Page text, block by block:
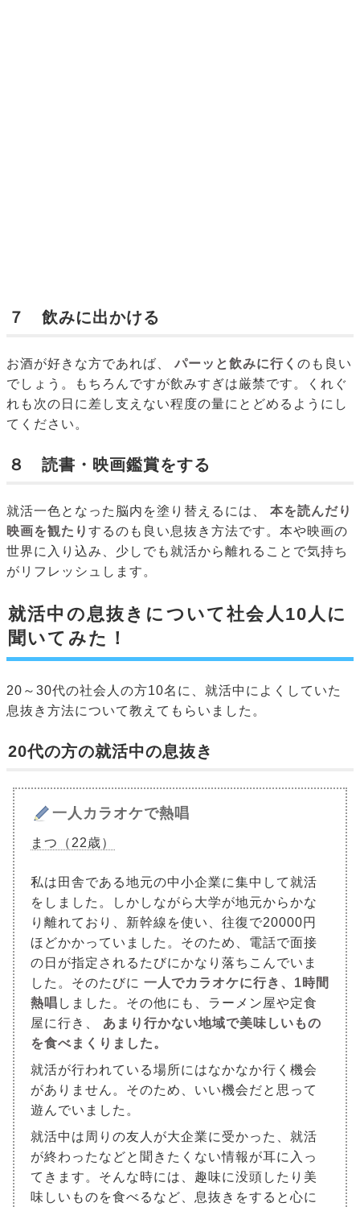
７ 飲みに出かける
お酒が好きな方であれば、 パーッと飲みに行く のも良い
でしょう。もちろんですが飲みすぎは厳禁です。くれぐ
れも次の日に差し支えない程度の量にとどめるようにし
てください。
８ 読書・映画鑑賞をする
就活一色となった脳内を塗り替えるには、
本を読んだり
映画を観たり するのも良い息抜き方法です。本や映画の
世界に入り込み、少しでも就活から離れることで気持ち
がリフレッシュします。
就活中の息抜きについて社会人10人に
聞いてみた！
20～30代の社会人の方10名に、就活中によくしていた
息抜き方法について教えてもらいました。
20代の方の就活中の息抜き
一人カラオケで熱唱
まつ（22歳）
私は田舎である地元の中小企業に集中して就活
をしました。しかしながら大学が地元からかな
り離れており、新幹線を使い、往復で20000円
ほどかかっていました。そのため、電話で面接
の日が指定されるたびにかなり落ちこんでいま
した。そのたびに 一人でカラオケに行き、1時間
熱唱 しました。その他にも、ラーメン屋や定食
屋に行き、
あまり行かない地域で美味しいもの
を食べまくりました。
就活が行われている場所にはなかなか行く機会
がありません。そのため、いい機会だと思って
遊んでいました。
就活中は周りの友人が大企業に受かった、就活
が終わったなどと聞きたくない情報が耳に入っ
てきます。そんな時には、趣味に没頭したり美
味しいものを食べるなど、息抜きをすると心に